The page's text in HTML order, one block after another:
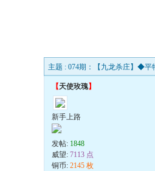
主题 : 074期：【九龙杀庄】◆平
【天使玫瑰】
新手上路
发帖: 1848
威望: 7113 点
铜币: 2145 枚